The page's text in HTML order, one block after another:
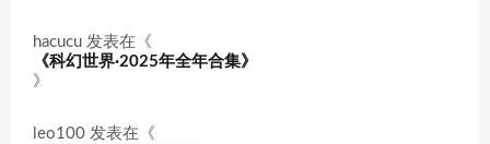
hacucu 发表在《
《科幻世界·2025年全年合集》
》
leo100 发表在《